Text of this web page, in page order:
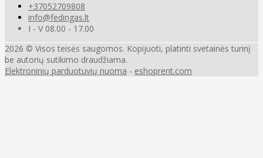
+37052709808
info@fedingas.lt
I - V 08.00 - 17.00
2026 © Visos teisės saugomos. Kopijuoti, platinti svetainės turinį
be autorių sutikimo draudžiama.
Elektroninių parduotuvių nuoma - eshoprent.com